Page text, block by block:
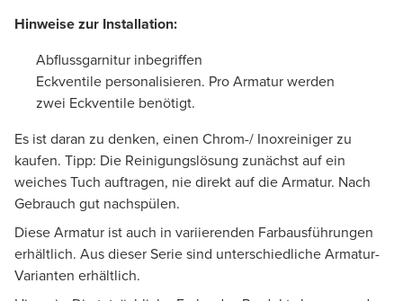
Hinweise zur Installation:
Abflussgarnitur inbegriffen
Eckventile personalisieren. Pro Armatur werden
zwei Eckventile benötigt.
Es ist daran zu denken, einen Chrom-/ Inoxreiniger zu
kaufen. Tipp: Die Reinigungslösung zunächst auf ein
weiches Tuch auftragen, nie direkt auf die Armatur. Nach
Gebrauch gut nachspülen.
Diese Armatur ist auch in variierenden Farbausführungen
erhältlich. Aus dieser Serie sind unterschiedliche Armatur-
Varianten erhältlich.